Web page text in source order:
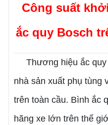
Công suất
ắc quy Bosch
Thương hiệu ắc
nhà sản xuất phụ tùng
trên toàn cầu. Bình ắc
hãng xe lớn trên thế